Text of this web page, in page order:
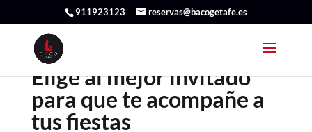
911923123 reservas@bacogetafe.es
Elige al mejor invitado
para que te acompañe a
tus fiestas